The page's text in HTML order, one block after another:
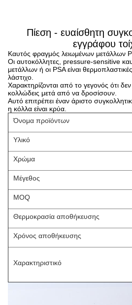
Πίεση - ευαίσθητη
εγγράφου
Καυτός φραγμός λειωμένων μετάλλων
Οι αυτοκόλλητες, pressure-sensitive
μετάλλων ή οι PSA είναι
λάστιχο.
Χαρακτηρίζονται από το γεγονός ότι
κολλώδεις μετά από να δροσίσουν.
Αυτό επιτρέπει έναν άριστο
η κόλλα είναι κρύα.
Όνομα προϊόντων
Υλικό
Χρώμα
Μέγεθος
MOQ
Θερμοκρασία αποθήκευσης
Χρόνος αποθήκευσης
Χαρακτηριστικό